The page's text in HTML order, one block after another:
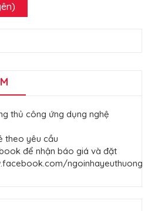
thủ công ứng dụng nghệ
theo yêu cầu
để nhận báo giá và đặt